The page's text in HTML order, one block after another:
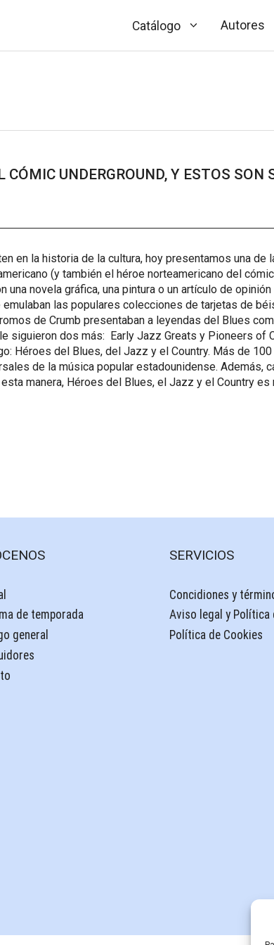
Catálogo Autores
CÓMIC UNDERGROUND, Y ESTOS
en la historia de la cultura, hoy presentamos una
(y también el héroe norteamericano del
una novela gráfica, una pintura o un artículo de
las populares colecciones de tarjetas de
de Crumb presentaban a leyendas del Blues
siguieron dos más: Early Jazz Greats y Pioneers of
Héroes del Blues, del Jazz y el Country. Más de
de la música popular estadounidense. Además,
manera, Héroes del Blues, el Jazz y el Country es
de temporada
general
SERVICIOS
Concidiones y
Aviso legal y Política
Política de Cookies